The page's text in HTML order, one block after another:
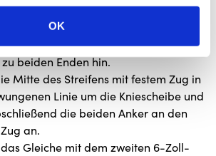
OK
Stelle zu legen, an der das
stärksten ist.
Trägerpapier in der Mitte und
beiden Enden hin.
Mitte des Streifens mit festem Zug in
Linie um die Kniescheibe und
die beiden Anker an den
an.
Gleiche mit dem zweiten 6-Zoll-